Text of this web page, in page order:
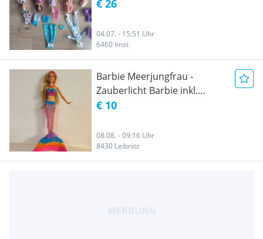
€ 26
04.07. - 15:51 Uhr
6460 Imst
Barbie Meerjungfrau -
Zauberlicht Barbie inkl.
Batterie
€ 10
08.08. - 09:16 Uhr
8430 Leibnitz